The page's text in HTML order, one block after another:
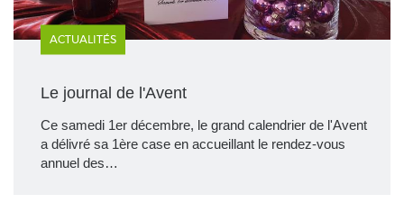
ACTUALITÉS
Le journal de l'Avent
Ce samedi 1er décembre, le grand calendrier de l'Avent
a délivré sa 1ère case en accueillant le rendez-vous
annuel des…